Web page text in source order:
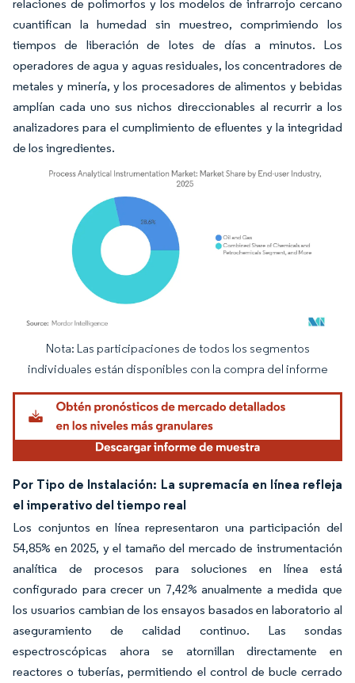
relaciones de polimorfos y los modelos de infrarrojo cercano
cuantifican la humedad sin muestreo, comprimiendo los
tiempos de liberación de lotes de días a minutos. Los
operadores de agua y aguas residuales, los concentradores de
metales y minería, y los procesadores de alimentos y bebidas
amplían cada uno sus nichos direccionables al recurrir a los
analizadores para el cumplimiento de efluentes y la integridad
de los ingredientes.
Imagen © Mordor Intelligence. El uso requiere atribución según CC BY 4.0.
Nota: Las participaciones de todos los segmentos
individuales están disponibles con la compra del informe
Por Tipo de Instalación: La supremacía en línea refleja
el imperativo del tiempo real
Los conjuntos en línea representaron una participación del
54,85% en 2025, y el tamaño del mercado de instrumentación
analítica de procesos para soluciones en línea está
configurado para crecer un 7,42% anualmente a medida que
los usuarios cambian de los ensayos basados en laboratorio al
aseguramiento de calidad continuo. Las sondas
espectroscópicas ahora se atornillan directamente en
reactores o tuberías, permitiendo el control de bucle cerrado